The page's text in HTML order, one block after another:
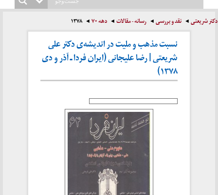
دکتر شریعتی نقد و بررسی رسانه - مقالات دهه ۷۰ ۱۳۷۸
نسبت مذهب و ملیت در اندیشه‌ی دکتر علی
شریعتی | رضا علیجانی (ایران فردا ـ آذر و دی
۱۳۷۸)